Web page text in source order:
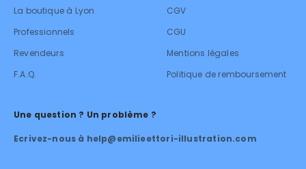
La boutique à Lyon
Professionnels
Revendeurs
F.A.Q.
CGV
CGU
Mentions légales
Politique de remboursement
Une question ? Un problème ?
Ecrivez-nous à help@emilieettori-illustration.com